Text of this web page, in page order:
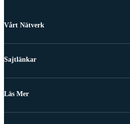
Vårt Nätverk
Sajtlänkar
Läs Mer